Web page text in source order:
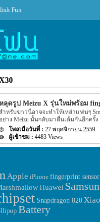
Fun
ลุดรูป Meizu X รุ่นใหม่พร้อม
สำหรับข่าวนี้อาจจะทำให้เหล่าแฟนๆ
อย่าง Meizu นั้นกลับมาตื่นเต้นกันอีกครั้
ละเอียดของ Smartphone รุ่นใหม่จากทา
เปิดเผยผ่านโลกอินเตอร์เน็ตนั้นเอง สำหรั
างค่ายผู้ผลิตอย่าง Meizu ที่ถูกเปิดเผย
ามรายละเอียดของข่าวที่ออกมานั้นร
Meizu X รุ่นใหม่นี้นั้นจะมีความคล้ายกับ
Huawei มาก ซึ่งหากหลายๆ คนยังพอจะ
X รุ่นใหม่นี้ไม่ใช่ข่าวแรกที่หลุดอ
วันที่ผ่านมานั้นก็มีรูปของ Meizu X รุ่นใ
อนนั้นเป็นรูปทางด้านหลังของตัวเครื่อ
านหลังของตัวเครื่องนั้นจะมีการออกแบ
(ตามรูป) มาก อย่างไรก็ตามรายละเอียด
27 พฤศจิกายน 2559
4483 Views
Apple iPhone fingerprint sensor
Huawei
Snapdragon 820
Battery